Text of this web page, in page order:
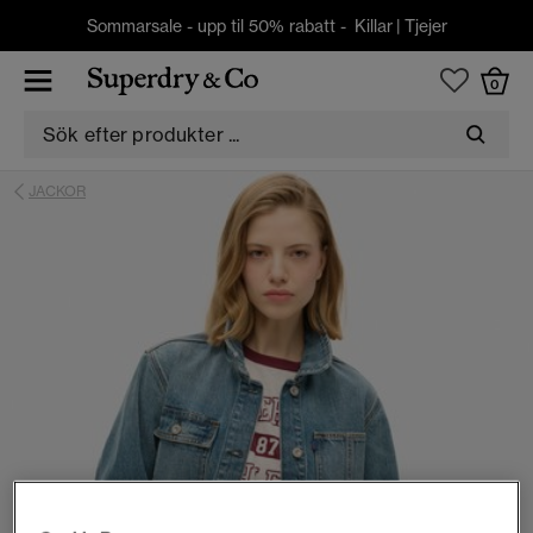
Sommarsale - upp til 50% rabatt - Killar| Tjejer
0
JACKOR